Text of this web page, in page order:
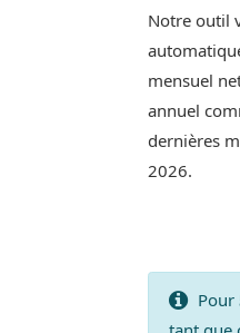
Notre outil
mensuel
annuel
dernières
2026.
Pour